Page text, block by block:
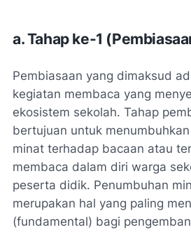
a. Tahap ke-1
Pembiasaan yang dimaksud
kegiatan membaca yang
ekosistem sekolah. Tahap
bertujuan untuk
minat terhadap bacaan atau
membaca dalam diri warga
peserta didik. Penumbuhan
merupakan hal yang paling
(fundamental) bagi